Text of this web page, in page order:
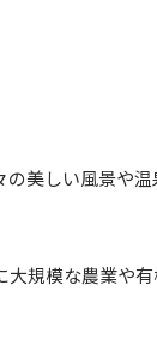
美しい風景や
規模な農業や有